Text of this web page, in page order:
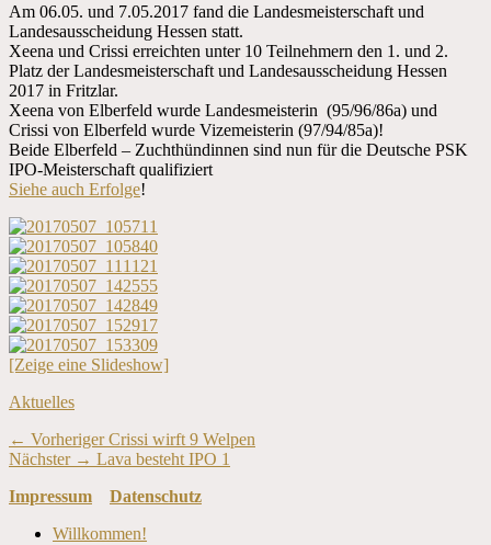
Am 06.05. und 7.05.2017 fand die Landesmeisterschaft und
Landesausscheidung Hessen statt.
Xeena und Crissi erreichten unter 10 Teilnehmern den 1. und 2.
Platz der Landesmeisterschaft und Landesausscheidung Hessen
2017 in Fritzlar.
Xeena von Elberfeld wurde Landesmeisterin (95/96/86a) und
Crissi von Elberfeld wurde Vizemeisterin (97/94/85a)!
Beide Elberfeld – Zuchthündinnen sind nun für die Deutsche PSK
IPO-Meisterschaft qualifiziert
Siehe auch Erfolge!
[Zeige eine Slideshow]
Kategorien
Aktuelles
Beitragsnavigation
← Vorheriger Vorheriger
Beitrag:
Crissi wirft 9 Welpen
Nächster → Nächster
Lava besteht IPO 1
Impressum
Datenschutz
Nach
Willkommen!